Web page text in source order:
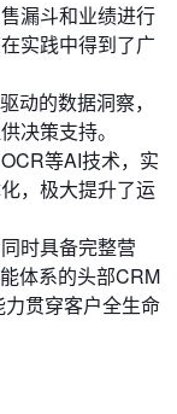
漏斗和业绩进行
实践中得到了广
动的数据洞察，
决策支持。
等AI技术，实
，极大提升了运
时具备完整营
体系的头部CRM
贯穿客户全生命